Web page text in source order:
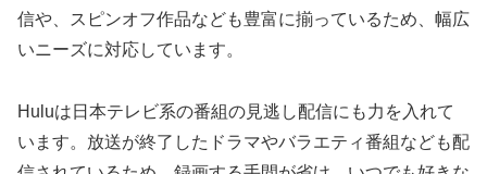
信や、スピンオフ作品なども豊富に揃っているため、幅広
いニーズに対応しています。
Huluは日本テレビ系の番組の見逃し配信にも力を入れて
います。放送が終了したドラマやバラエティ番組なども配